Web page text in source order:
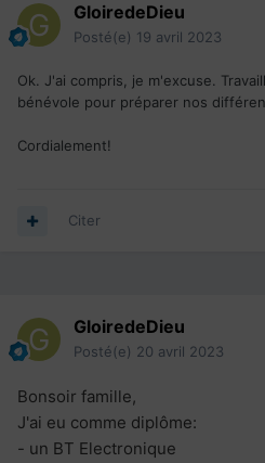
GloiredeDieu
Posté(e) 19 avril 2023
Ok. J'ai compris, je m'excuse.
bénévole pour préparer nos
Cordialement!
Citer
GloiredeDieu
Posté(e) 20 avril 2023
Bonsoir famille,
J'ai eu comme diplôme:
- un BT Electronique